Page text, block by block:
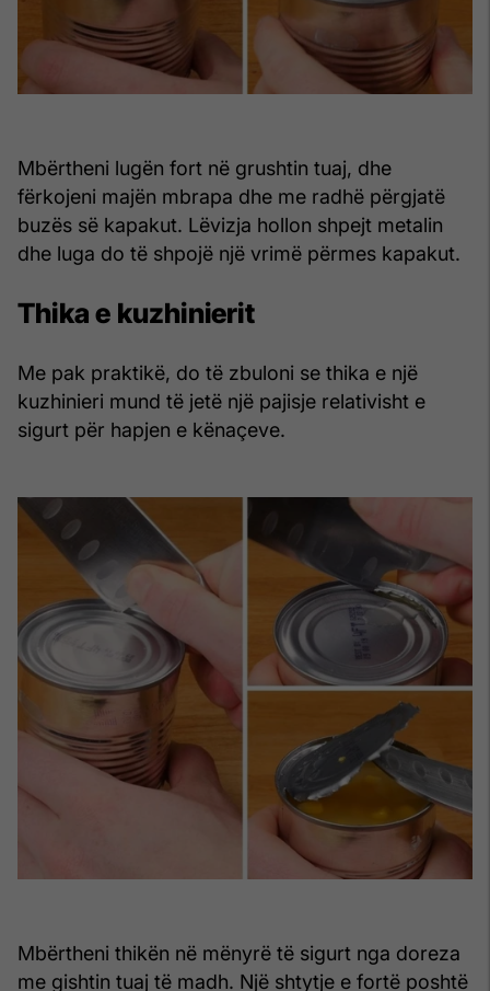
Mbërtheni lugën fort në grushtin tuaj, dhe
fërkojeni majën mbrapa dhe me radhë përgjatë
buzës së kapakut. Lëvizja hollon shpejt metalin
dhe luga do të shpojë një vrimë përmes kapakut.
Thika e kuzhinierit
Me pak praktikë, do të zbuloni se thika e një
kuzhinieri mund të jetë një pajisje relativisht e
sigurt për hapjen e kënaçeve.
Mbërtheni thikën në mënyrë të sigurt nga doreza
me gishtin tuaj të madh. Një shtytje e fortë poshtë